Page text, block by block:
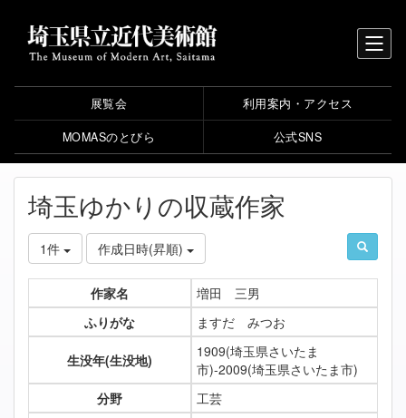
展覧会 利用案内・アクセス
MOMASのとびら 公式SNS
埼玉ゆかりの収蔵作家
1件 作成日時(昇順)
作家名
増田 三男
ふりがな
ますだ みつお
生没年(生没地)
1909(埼玉県さいたま
市)-2009(埼玉県さいたま市)
分野
工芸